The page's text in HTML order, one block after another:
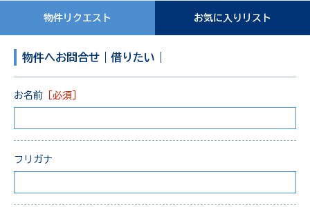
物件リクエスト お気に入りリスト
物件へお問合せ｜借りたい｜
お名前 ［必須］
フリガナ